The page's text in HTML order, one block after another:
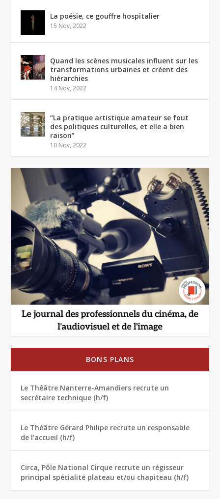
La poésie, ce gouffre hospitalier
15 Nov, 2022
Quand les scènes musicales influent sur les
transformations urbaines et créent des
hiérarchies
14 Nov, 2022
“La pratique artistique amateur se fout
des politiques culturelles, et elle a bien
raison”
10 Nov, 2022
BONS PLANS
Le Théâtre Nanterre-Amandiers recrute un
secrétaire technique (h/f)
Le Théâtre Gérard Philipe recrute un responsable
de l’accueil (h/f)
Circa, Pôle National Cirque recrute un régisseur
principal spécialité plateau et/ou chapiteau (h/f)